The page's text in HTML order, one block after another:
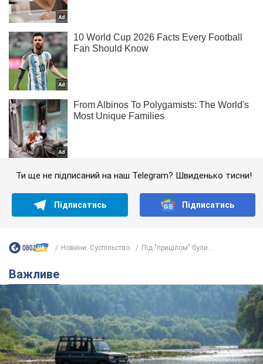
Ти ще не підписаний на наш Telegram? Швиденько тисни!
Підписатись Підписатись
Новини. Суспільство Під "прицілом" були...
Важливе